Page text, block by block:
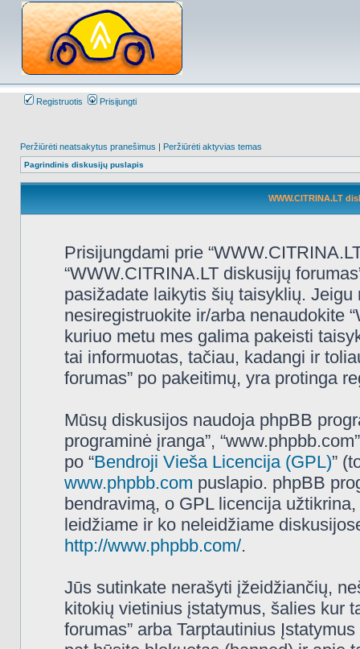
Registruotis Prisijungti
Peržiūrėti neatsakytus pranešimus | Peržiūrėti aktyvias temas
Pagrindinis diskusijų puslapis
WWW.CITRINA.LT
Prisijungdami prie
“WWW.CITRINA.LT diskusijų
pasižadate laikytis šių taisyklių.
nesiregistruokite ir/arba nenaudokite
kuriuo metu mes galima pakeisti
tai informuotas, tačiau, kadangi ir
forumas” po pakeitimų, yra protinga
Mūsų diskusijos naudoja phpBB
programinė įranga”,
po “Bendroji Vieša Licencija (GPL)”
www.phpbb.com puslapio. phpBB
bendravimą, o GPL licencija
leidžiame ir ko neleidžiame
http://www.phpbb.com/.
Jūs sutinkate nerašyti įžeidžiančių,
kitokių vietinius įstatymus, šalies kur
forumas” arba Tarptautinius